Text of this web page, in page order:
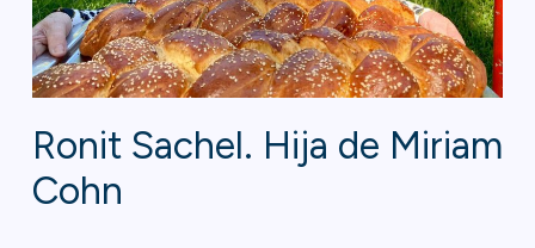
Ronit Sachel. Hija de Miriam
Cohn